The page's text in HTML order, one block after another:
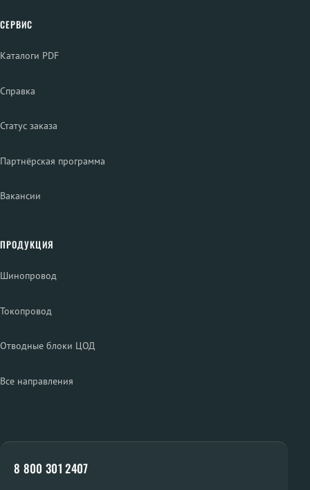
СЕРВИС
Каталоги PDF
Справка
Статус заказа
Партнёрская программа
Вакансии
ПРОДУКЦИЯ
Шинопровод
Токопровод
Отводные блоки ЦОД
Все направления
8 800 301 2407